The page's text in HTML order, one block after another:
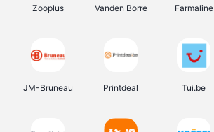
Zooplus Vanden Borre Farmaline
JM-Bruneau Printdeal Tui.be